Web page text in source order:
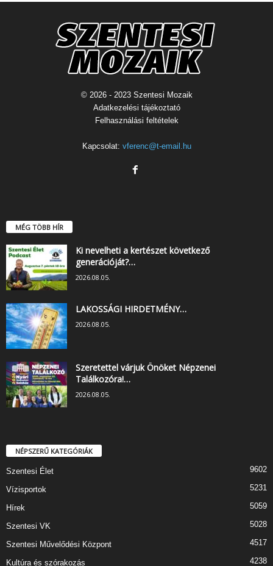
© 2026 - 2023 Szentesi Mozaik
Adatkezelési tájékoztató
Felhasználási feltételek
Kapcsolat: vferenc@t-email.hu
MÉG TÖBB HÍR
Ki nevelheti a kertészet következő
generációját?…
2026.08.05.
LAKOSSÁGI HIRDETMÉNY…
2026.08.05.
Szeretettel várjuk Önöket Népzenei
Találkozóra!…
2026.08.05.
NÉPSZERŰ KATEGÓRIÁK
Szentesi Élet 9602
Vízisportok 5231
Hírek 5059
Szentesi VK 5028
Szentesi Művelődési Központ 4517
Kultúra és szórakozás 4238